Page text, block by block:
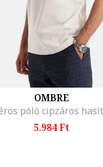
OMBRE
5.984 Ft